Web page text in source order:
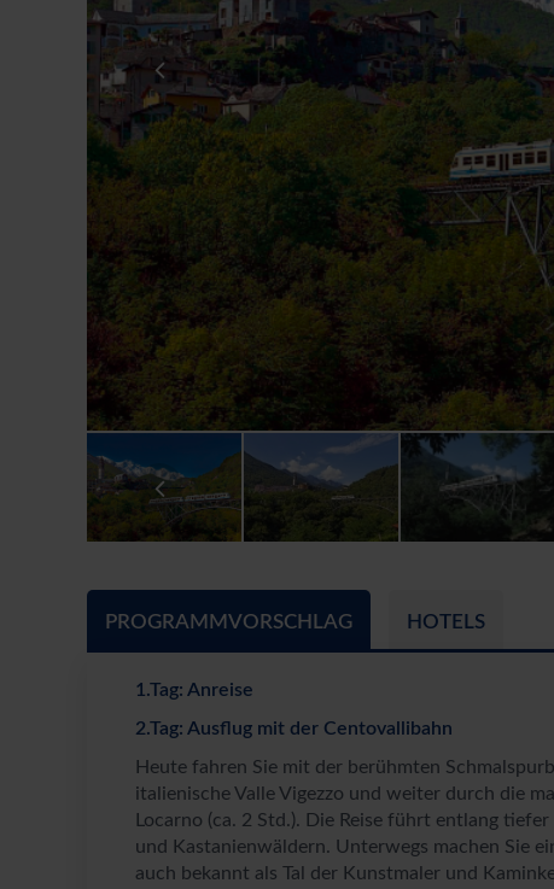
PROGRAMMVORSCHLAG HOTELS
1.Tag: Anreise
2.Tag: Ausflug mit der Centovallibahn
Heute fahren Sie mit der berühmten
italienische Valle Vigezzo und weiter durch die
Locarno (ca. 2 Std.). Die Reise führt entlang
und Kastanienwäldern. Unterwegs machen Sie
auch bekannt als Tal der Kunstmaler und